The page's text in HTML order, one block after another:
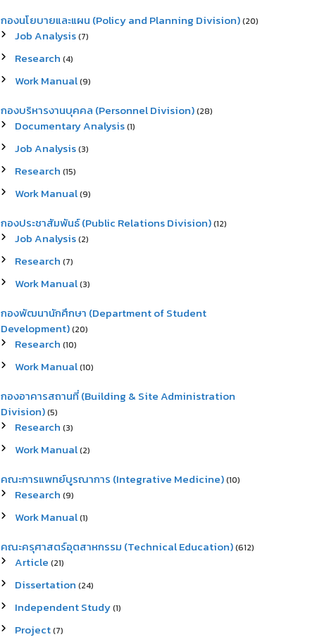
กองนโยบายและแผน (Policy and Planning Division)(20)
Job Analysis(7)
Research (4)
Work Manual(9)
กองบริหารงานบุคคล (Personnel Division)(28)
Documentary Analysis(1)
Job Analysis(3)
Research (15)
Work Manual(9)
กองประชาสัมพันธ์ (Public Relations Division)(12)
Job Analysis(2)
Research (7)
Work Manual(3)
กองพัฒนานักศึกษา (Department of Student
Development)(20)
Research (10)
Work Manual(10)
กองอาคารสถานที่ (Building & Site Administration
Division)(5)
Research (3)
Work Manual(2)
คณะการแพทย์บูรณาการ (Integrative Medicine)(10)
Research (9)
Work Manual(1)
คณะครุศาสตร์อุตสาหกรรม (Technical Education)(612)
Article (21)
Dissertation (24)
Independent Study(1)
Project(7)